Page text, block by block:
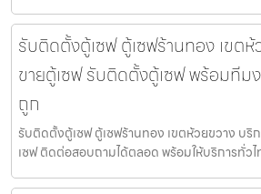
รับติดตั้งตู้เซฟ ตู้เซฟร้านทอง เขตห้
ขายตู้เซฟ รับติดตั้งตู้เซฟ พร้อมทีม
ถูก
รับติดตั้งตู้เซฟ ตู้เซฟร้านทอง เขตห้วยขวาง บริ
เซฟ ติดต่อสอบถามได้ตลอด พร้อมให้บริการทั่วไ